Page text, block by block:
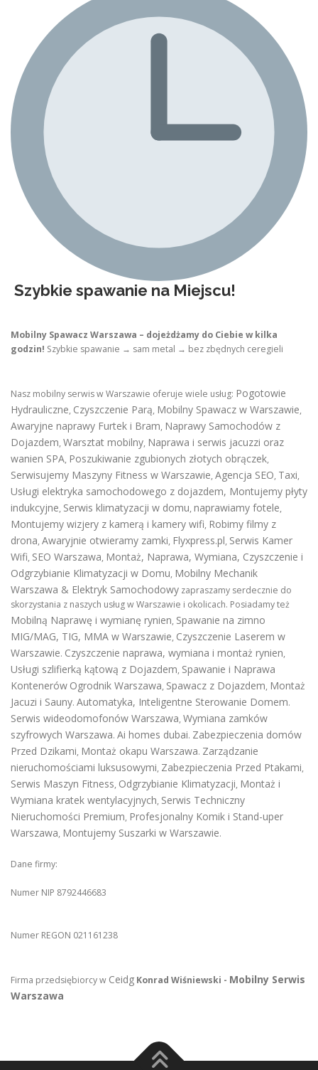
Szybkie spawanie na Miejscu!
Mobilny Spawacz Warszawa – dojeżdżamy do Ciebie w kilka
godzin! Szybkie spawanie → sam metal → bez zbędnych ceregieli
Nasz mobilny serwis w Warszawie oferuje wiele usług: Pogotowie
Hydrauliczne, Czyszczenie Parą, Mobilny Spawacz w Warszawie,
Awaryjne naprawy Furtek i Bram, Naprawy Samochodów z
Dojazdem, Warsztat mobilny, Naprawa i serwis jacuzzi oraz
wanien SPA, Poszukiwanie zgubionych złotych obrączek,
Serwisujemy Maszyny Fitness w Warszawie, Agencja SEO, Taxi,
Usługi elektryka samochodowego z dojazdem, Montujemy płyty
indukcyjne, Serwis klimatyzacji w domu, naprawiamy fotele,
Montujemy wizjery z kamerą i kamery wifi, Robimy filmy z
drona, Awaryjnie otwieramy zamki, Flyxpress.pl, Serwis Kamer
Wifi, SEO Warszawa, Montaż, Naprawa, Wymiana, Czyszczenie i
Odgrzybianie Klimatyzacji w Domu, Mobilny Mechanik
Warszawa & Elektryk Samochodowy zapraszamy serdecznie do
skorzystania z naszych usług w Warszawie i okolicach. Posiadamy też
Mobilną Naprawę i wymianę rynien, Spawanie na zimno
MIG/MAG, TIG, MMA w Warszawie, Czyszczenie Laserem w
Warszawie. Czyszczenie naprawa, wymiana i montaż rynien,
Usługi szlifierką kątową z Dojazdem, Spawanie i Naprawa
Kontenerów Ogrodnik Warszawa, Spawacz z Dojazdem, Montaż
Jacuzi i Sauny. Automatyka, Inteligentne Sterowanie Domem.
Serwis wideodomofonów Warszawa, Wymiana zamków
szyfrowych Warszawa. Ai homes dubai. Zabezpieczenia domów
Przed Dzikami, Montaż okapu Warszawa. Zarządzanie
nieruchomościami luksusowymi, Zabezpieczenia Przed Ptakami,
Serwis Maszyn Fitness, Odgrzybianie Klimatyzacji, Montaż i
Wymiana kratek wentylacyjnych, Serwis Techniczny
Nieruchomości Premium, Profesjonalny Komik i Stand-uper
Warszawa, Montujemy Suszarki w Warszawie.
Dane firmy:
Numer NIP 8792446683
Numer REGON 021161238
Firma przedsiębiorcy w Ceidg Konrad Wiśniewski - Mobilny Serwis
Warszawa